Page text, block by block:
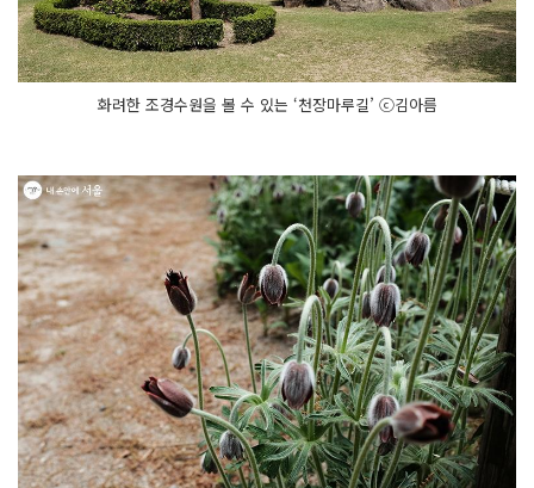
화려한 조경수원을 볼 수 있는 ‘천장마루길’ ⓒ김아름